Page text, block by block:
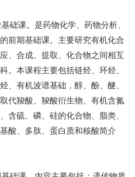
础课。是药物化学、药物分析、
前期基础课。主要研究有机化合
、合成、提取、化合物之间相互
。本课程主要包括链烃、环烃、
、有机波谱基础，醇、酚、醚、
代羧酸、羧酸衍生物、有机含氮
含硫、磷、硅的化合物、脂类、
酸、多肽、蛋白质和核酸简介